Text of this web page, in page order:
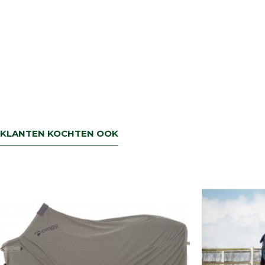
KLANTEN KOCHTEN OOK